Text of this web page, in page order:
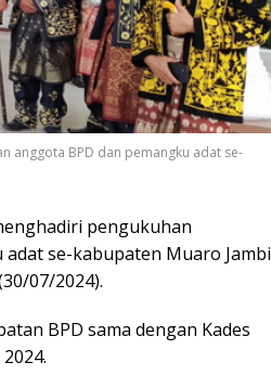
anggota BPD dan pemangku adat se-
pengukuhan
se-kabupaten Muaro Jambi
07/2024).
BPD sama dengan Kades